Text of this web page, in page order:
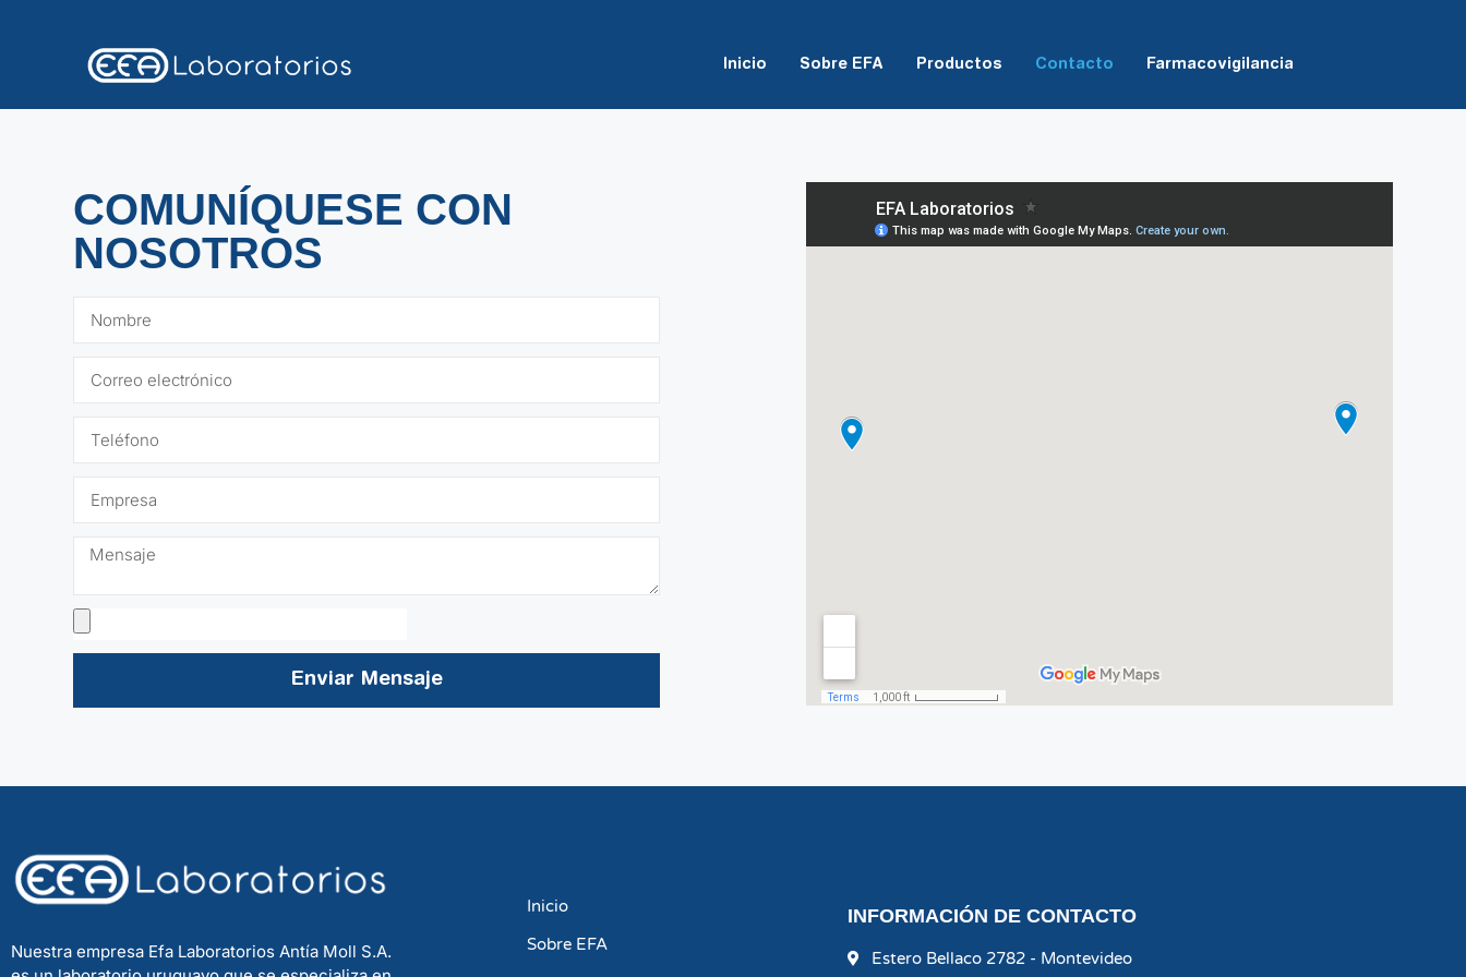
Inicio Sobre EFA Productos Contacto Farmacovigilancia
COMUNÍQUESE CON
NOSOTROS
Enviar Mensaje
Nuestra empresa Efa Laboratorios Antía Moll S.A.
Inicio
Sobre EFA
INFORMACIÓN DE CONTACTO
Estero Bellaco 2782 - Montevideo